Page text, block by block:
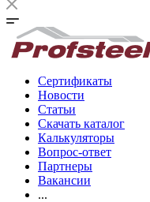
Сертификаты
Новости
Статьи
Скачать каталог
Калькуляторы
Вопрос-ответ
Партнеры
Вакансии
...